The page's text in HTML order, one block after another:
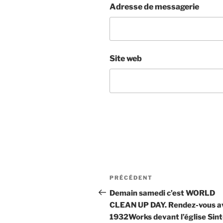
Adresse de messagerie
Site web
Navigation
de
l’article
Article
précédent
PRÉCÉDENT
Demain samedi c’est WORLD
CLEAN UP DAY. Rendez-vous
1932Works devant l’église